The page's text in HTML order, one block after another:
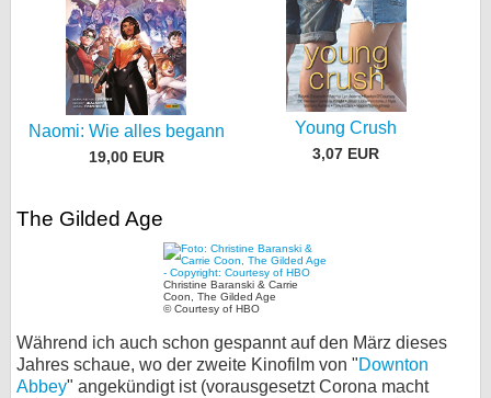
Naomi: Wie alles begann
19,00 EUR
Young Crush
3,07 EUR
The Gilded Age
Christine Baranski & Carrie
Coon, The Gilded Age
© Courtesy of HBO
Während ich auch schon gespannt auf den März dieses
Jahres schaue, wo der zweite Kinofilm von "Downton
Abbey" angekündigt ist (vorausgesetzt Corona macht